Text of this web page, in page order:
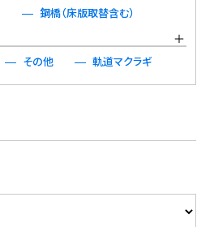
鋼橋（床版取替含む）
その他 軌道マクラギ